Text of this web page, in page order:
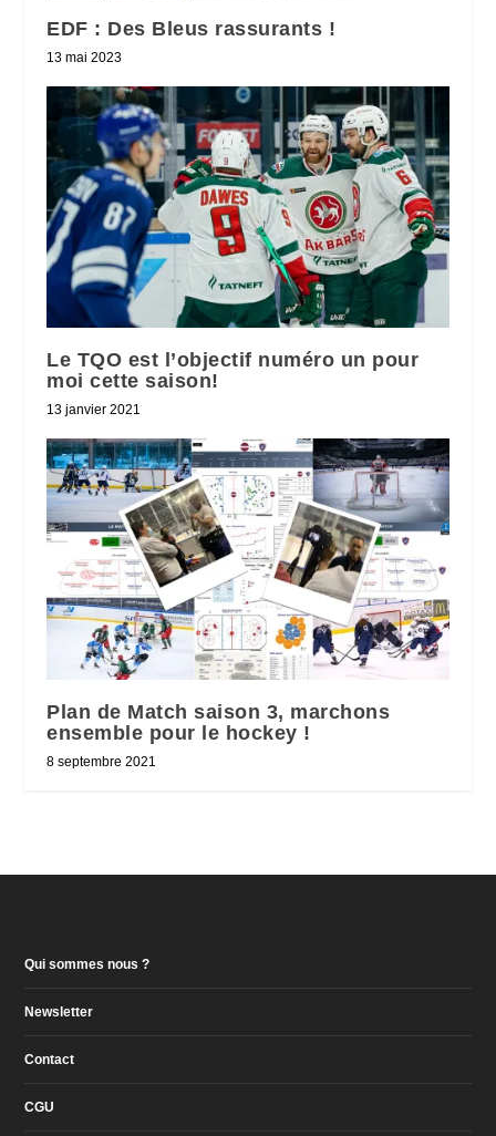
EDF : Des Bleus rassurants !
13 mai 2023
Le TQO est l’objectif numéro un pour
moi cette saison!
13 janvier 2021
Plan de Match saison 3, marchons
ensemble pour le hockey !
8 septembre 2021
Qui sommes nous ?
Newsletter
Contact
CGU